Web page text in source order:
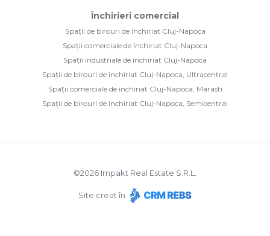
Închirieri comercial
Spații de birouri de închiriat Cluj-Napoca
Spații comerciale de închiriat Cluj-Napoca
Spații industriale de închiriat Cluj-Napoca
Spații de birouri de închiriat Cluj-Napoca, Ultracentral
Spații comerciale de închiriat Cluj-Napoca, Marasti
Spații de birouri de închiriat Cluj-Napoca, Semicentral
©2026 Impakt Real Estate S.R.L.
Site creat în